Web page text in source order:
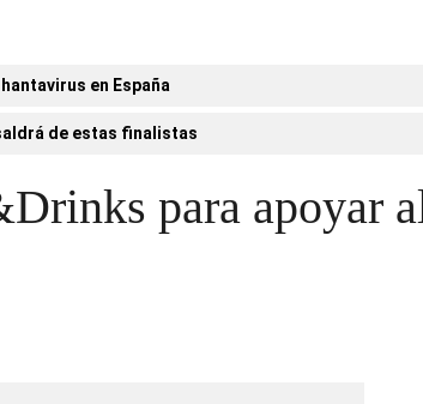
en España
de estas finalistas
para apoyar